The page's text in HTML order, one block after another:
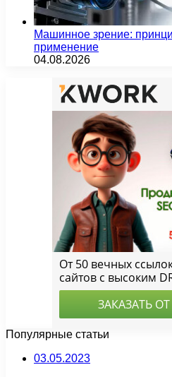
Машинное зрение:
применение
04.08.2026
Популярные статьи
03.05.2023